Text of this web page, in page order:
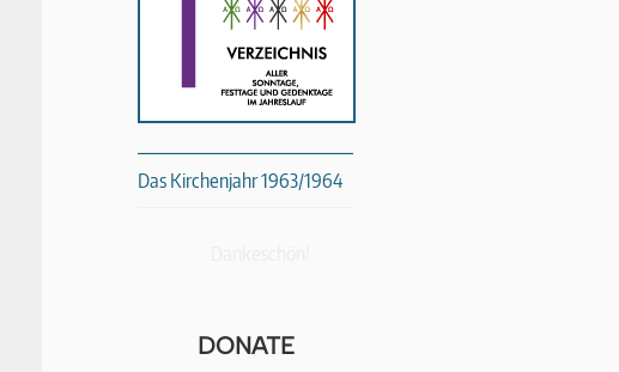
Das Kirchenjahr 1963/1964
DONATE